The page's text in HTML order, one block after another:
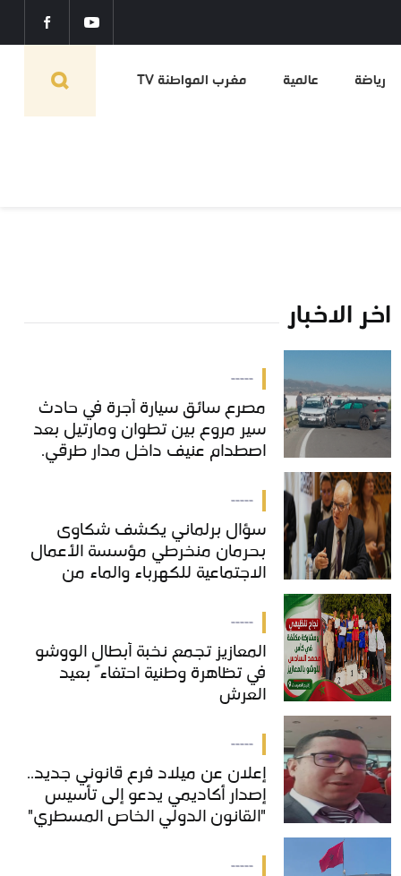
رياضة عالمية مغرب المواطنة TV
اخر الاخبار
-----
مصرع سائق سيارة أجرة في حادث
سير مروع بين تطوان ومارتيل بعد
اصطدام عنيف داخل مدار طرقي.
مصرع سائق سيارة أجرة في حادث
سير مروع بين تطوان ومارتيل بعد
اصطدام عنيف داخل مدار طرقي.
-----
سؤال برلماني يكشف شكاوى
بحرمان منخرطي مؤسسة الأعمال
الاجتماعية للكهرباء والماء من
خدمات "COS'ONE"
سؤال برلماني يكشف شكاوى
بحرمان منخرطي مؤسسة الأعمال
الاجتماعية للكهرباء والماء من
-----
المعازيز تجمع نخبة أبطال الووشو
في تظاهرة وطنية احتفاءً بعيد
العرش
المعازيز تجمع نخبة أبطال الووشو
في تظاهرة وطنية احتفاءً بعيد
العرش
-----
إعلان عن ميلاد فرع قانوني جديد..
إصدار أكاديمي يدعو إلى تأسيس
"القانون الدولي الخاص المسطري"
بالمغرب
إعلان عن ميلاد فرع قانوني جديد..
إصدار أكاديمي يدعو إلى تأسيس
"القانون الدولي الخاص المسطري"
-----